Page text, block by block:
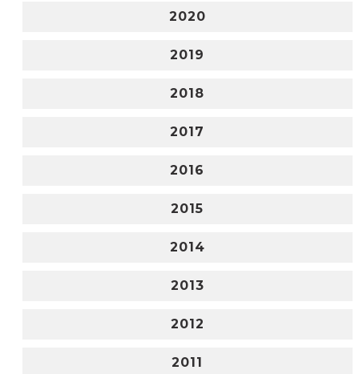
2020
2019
2018
2017
2016
2015
2014
2013
2012
2011